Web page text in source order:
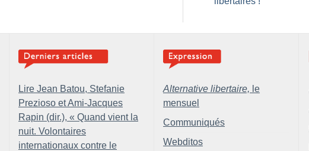
Lire Jean Batou, Stefanie
Prezioso et Ami-Jacques
Rapin (dir.), « Quand vient la
nuit. Volontaires
internationaux contre le
Alternative libertaire, le
mensuel
Communiqués
Webditos